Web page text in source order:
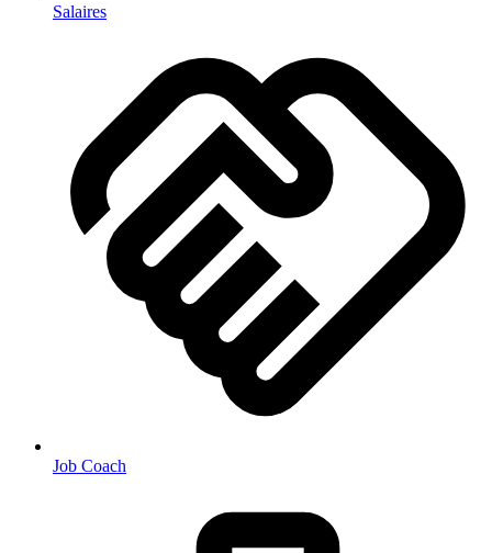
Salaires
Job Coach